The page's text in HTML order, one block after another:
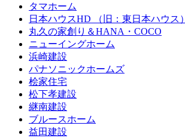
タマホーム
日本ハウスHD （旧：東日本ハウス）
丸久の家創り＆HANA・COCO
ニューイングホーム
浜崎建設
パナソニックホームズ
桧家住宅
松下孝建設
継南建設
ブルースホーム
益田建設